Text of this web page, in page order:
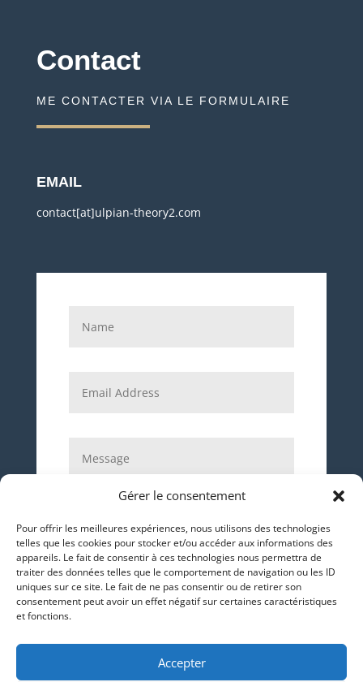
Gérer le consentement
Pour offrir les meilleures expériences, nous utilisons des technologies
telles que les cookies pour stocker et/ou accéder aux informations des
appareils. Le fait de consentir à ces technologies nous permettra de
traiter des données telles que le comportement de navigation ou les ID
uniques sur ce site. Le fait de ne pas consentir ou de retirer son
consentement peut avoir un effet négatif sur certaines caractéristiques
et fonctions.
Accepter
Contact
ME CONTACTER VIA LE FORMULAIRE
EMAIL
contact[at]ulpian-theory2.com
ENVOI